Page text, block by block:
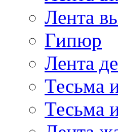
Лента
Гипюр
Лента
Тесьма
Тесьма